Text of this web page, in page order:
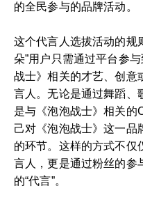
的全民参与的品牌活动。
这个代言人选拔活动的规
朵”用户只需通过平台参
战士》相关的才艺、创意
言人。无论是通过舞蹈、
是与《泡泡战士》相关的
己对《泡泡战士》这一品
的环节。这样的方式不仅
言人，更是通过粉丝的参
的“代言”。